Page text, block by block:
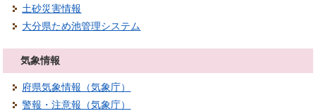
土砂災害情報
大分県ため池管理システム
気象情報
府県気象情報（気象庁）
警報・注意報（気象庁）